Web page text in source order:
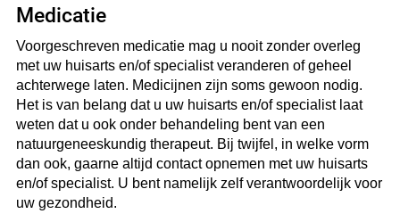
Medicatie
Voorgeschreven medicatie mag u nooit zonder overleg
met uw huisarts en/of specialist veranderen of geheel
achterwege laten. Medicijnen zijn soms gewoon nodig.
Het is van belang dat u uw huisarts en/of specialist laat
weten dat u ook onder behandeling bent van een
natuurgeneeskundig therapeut. Bij twijfel, in welke vorm
dan ook, gaarne altijd contact opnemen met uw huisarts
en/of specialist. U bent namelijk zelf verantwoordelijk voor
uw gezondheid.